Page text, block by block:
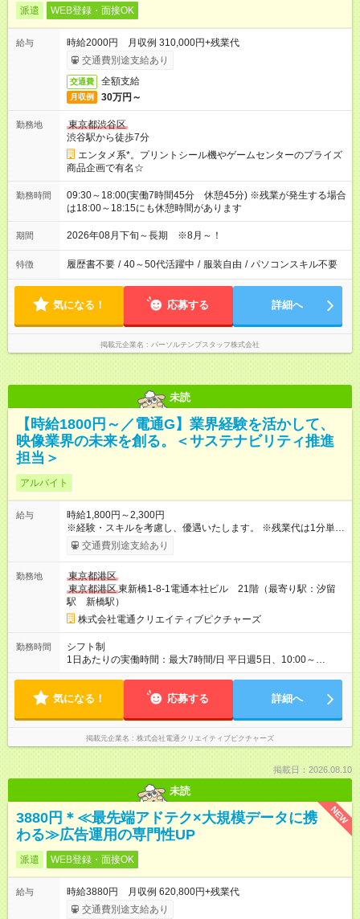
派遣 WEB登録・面接OK
給与
時給2000円 月収例 310,000円+残業代
交通費別途支給あり
交通費 全額支給
月収例 30万円～
勤務地
東京都渋谷区
渋谷駅から徒歩7分
エンタメ系*。プリントシール機やゲームセンターのプライズ
商品企画で有名☆
勤務時間
09:30～18:00(実働7時間45分 休憩45分) ※残業が発生する場合
は18:00～18:15にも休憩時間があります
期間 2026年08月下旬～長期 ※8月～！
特徴 履歴書不要 / 40～50代活躍中 / 服装自由 / パソコンスキル不要
気になる！ 応募する 詳細へ
掲載元企業名 パーソルテンプスタッフ株式会社
未読
【時給1800円～／電通G】業界経験を活かして、
映像業界の未来を創る。＜サステナビリティ推進
担当＞
アルバイト
給与
時給1,800円～2,300円
※経験・スキルを考慮し、優遇いたします。 ※残業代は1分単位
で全額支給します。 【試用期間】試用期間なし
交通費別途支給あり
勤務地
東京都港区
東京都港区東新橋1-8-1電通本社ビル 21階（最寄り駅：汐留
駅 新橋駅）
株式会社電通クリエイティブピクチャーズ
勤務時間
シフト制
1日あたりの実働時間：最大7時間/日 平日週5日、10:00～
18:00（実働7時間、休憩1時間） ・所定時間外勤務：あり（残
捗状況によります） ※上記時間から多少変更することもできま
ワークも可能です
気になる！ 応募する 詳細へ
掲載元企業名 株式会社電通クリエイティブピクチャーズ
掲載日：2026.08.10
未読
NEW
3880円＊≪最先端アドテク×大規模データに携
わる≫広告運用の専門性UP
派遣 WEB登録・面接OK
給与
時給3880円 月収例 620,800円+残業代
交通費別途支給あり